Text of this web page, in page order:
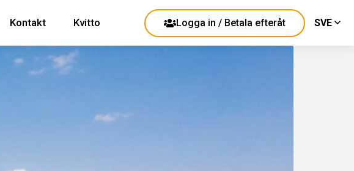
Kontakt Kvitto Logga in / Betala efteråt SVE